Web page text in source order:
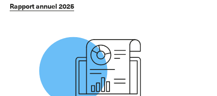
Rapport annuel 2025